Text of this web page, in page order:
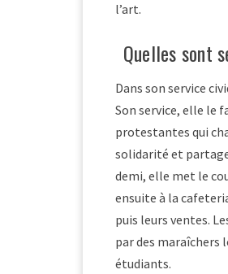
l’art.
Quelles sont
Dans son service
Son service, elle le
protestantes qui
solidarité et
demi, elle met le
ensuite à la
puis leurs ventes.
par des maraîchers
étudiants.